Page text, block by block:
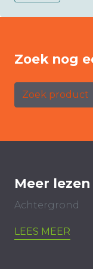
Zoek nog
Zoek product
Meer
Achtergrond
LEES MEER